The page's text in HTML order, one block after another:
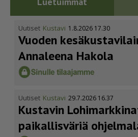
Uutiset Kustavi 1.8.2026 17.30
Vuoden
Annaleena Hakola
Uutiset Kustavi 29.7.2026 16.37
Kustavin
paikallisväriä